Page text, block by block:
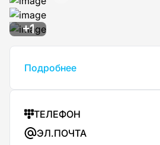
+1
Подробнее
ТЕЛЕФОН
ЭЛ.ПОЧТА